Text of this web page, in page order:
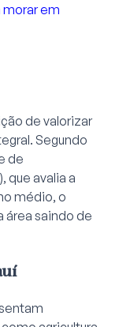
em
de valorizar
Segundo
de
que avalia a
médio, o
área saindo de